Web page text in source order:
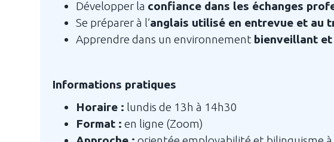
Développer la confiance dans les échanges
Se préparer à l’anglais utilisé en entrevue et au
Apprendre dans un environnement bienveillant et
Informations pratiques
Horaire : lundis de 13h à 14h30
Format : en ligne (Zoom)